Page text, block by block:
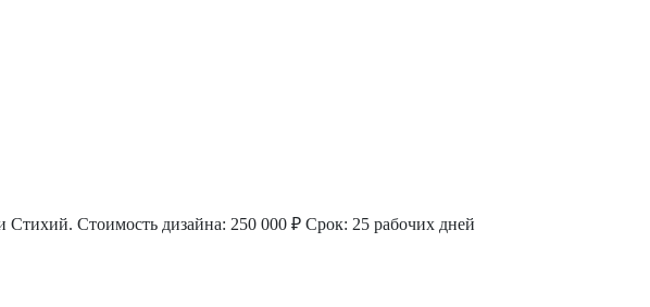
Стихий. Стоимость дизайна: 250 000 ₽ Срок: 25 рабочих дней